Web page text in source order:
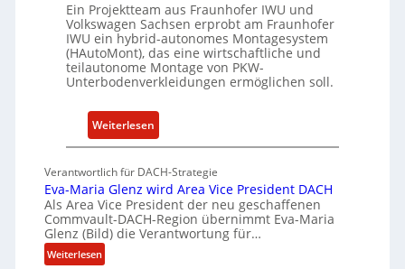
u
n
d
K
i
t
u
t
e
e
n
t
w
i
c
k
e
Ein Projektteam aus Fraunhofer IWU und
Volkswagen Sachsen erprobt am Fraunhofer
IWU ein hybrid-autonomes Montagesystem
(HAutoMont), das eine wirtschaftliche und
teilautonome Montage von PKW-
Unterbodenverkleidungen ermöglichen soll.
Weiterlesen:
P
W
-
U
n
Verantwortlich für DACH-Strategie
Eva-Maria Glenz wird Area Vice President DACH
Als Area Vice President der neu geschaffenen
Commvault-DACH-Region übernimmt Eva-Maria
Glenz (Bild) die Verantwortung für…
Weiterlesen: